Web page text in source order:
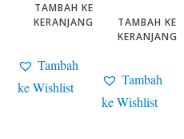
TAMBAH KE
KERANJANG
Tambah
ke Wishlist
TAMBAH KE
KERANJANG
Tambah
ke Wishlist